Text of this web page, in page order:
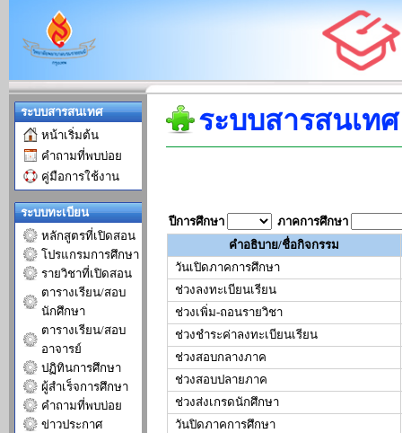
ระบบสารสนเทศ
หน้าเริ่มต้น
คำถามที่พบบ่อย
คู่มือการใช้งาน
ระบบทะเบียน
หลักสูตรที่เปิดสอน
โปรแกรมการศึกษา
รายวิชาที่เปิดสอน
ตารางเรียน/สอบ
นักศึกษา
ตารางเรียน/สอบ
อาจารย์
ปฏิทินการศึกษา
ผู้สำเร็จการศึกษา
คำถามที่พบบ่อย
ข่าวประกาศ
ระบบสารสนเทศ
ปีการศึกษา
ภาคการศึกษา
คำอธิบาย/ชื่อกิจกรรม
วันเปิดภาคการศึกษา
ช่วงลงทะเบียนเรียน
ช่วงเพิ่ม-ถอนรายวิชา
ช่วงชำระค่าลงทะเบียนเรียน
ช่วงสอบกลางภาค
ช่วงสอบปลายภาค
ช่วงส่งเกรดนักศึกษา
วันปิดภาคการศึกษา